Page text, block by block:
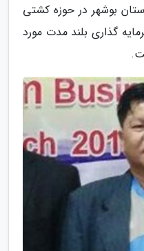
بوشهر در حوزه کشتی
گذاری بلند مدت مورد